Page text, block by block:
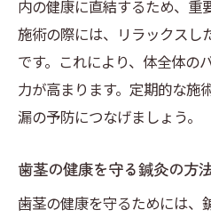
内の健康に直結するため、重
施術の際には、リラックスし
です。これにより、体全体の
力が高まります。定期的な施
漏の予防につなげましょう。
歯茎の健康を守る鍼灸の方
歯茎の健康を守るためには、